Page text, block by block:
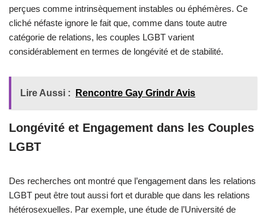
perçues comme intrinsèquement instables ou éphémères. Ce
cliché néfaste ignore le fait que, comme dans toute autre
catégorie de relations, les couples LGBT varient
considérablement en termes de longévité et de stabilité.
Lire Aussi : Rencontre Gay Grindr Avis
Longévité et Engagement dans les Couples
LGBT
Des recherches ont montré que l’engagement dans les relations
LGBT peut être tout aussi fort et durable que dans les relations
hétérosexuelles. Par exemple, une étude de l’Université de